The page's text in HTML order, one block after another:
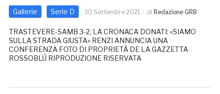
Gallerie Serie D 30 Settembre 2021 di Redazione GRB
TRASTEVERE-SAMB 3-2, LA CRONACA DONATI: «SIAMO
SULLA STRADA GIUSTA» RENZI ANNUNCIA UNA
CONFERENZA FOTO DI PROPRIETÀ DE LA GAZZETTA
ROSSOBLÙ RIPRODUZIONE RISERVATA